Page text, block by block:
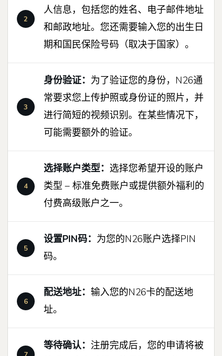
人信息，包括您的姓名、电子邮件地址
和邮政地址。您还需要输入您的出生日
期和国民保险号码（取决于国家）。
身份验证： 为了验证您的身份，N26通
常要求您上传护照或身份证的照片，并
进行简短的视频识别。在某些情况下，
可能需要额外的验证。
选择账户类型： 选择您希望开设的账户
类型 – 标准免费账户或提供额外福利的
付费高级账户之一。
设置PIN码： 为您的N26账户选择PIN
码。
配送地址： 输入您的N26卡的配送地
址。
等待确认： 注册完成后，您的申请将被